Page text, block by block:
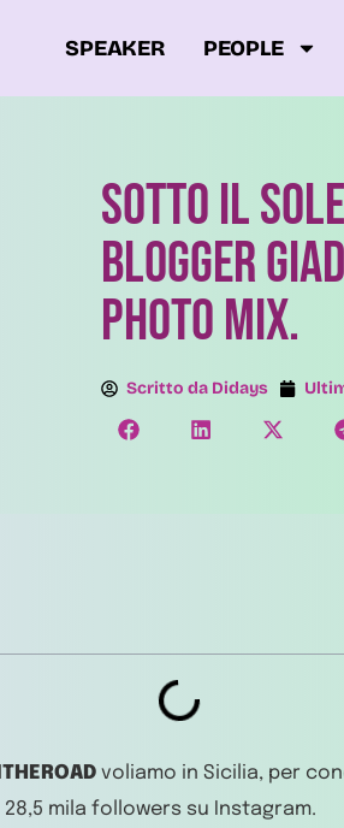
SPEAKER PEOPLE
Sotto il
blogger
PHOTO MIX.
Scritto da Didays
voliamo in Sicilia, per
mila followers su Instagram.